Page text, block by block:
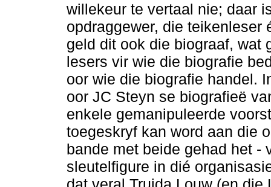
willekeur te vertaal nie; daar
opdraggewer, die teikenleser
geld dit ook die biograaf, wat
lesers vir wie die biografie
oor wie die biografie handel.
oor JC Steyn se biografieë
enkele gemanipuleerde
toegeskryf kan word aan die
bande met beide gehad het -
sleutelfigure in dié